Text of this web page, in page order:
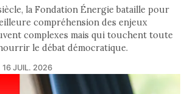
la Fondation Énergie bataille pour
compréhension des enjeux
complexes mais qui touchent toute
le débat démocratique.
16 JUIL. 2026